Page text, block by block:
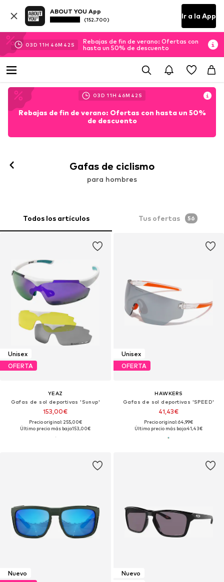
ABOUT YOU App
(152.700) Ir a la App
03D 11H 46M 41 S
Rebajas de fin de verano: Ofertas con
hasta un 50% de descuento
03D 11H 46M 41 S
Rebajas de fin de verano: Ofertas con hasta un 50%
de descuento
Gafas de ciclismo
para hombres
Todos los artículos Tus ofertas 56
Unisex
OFERTA
YEAZ
Gafas de sol deportivas 'Sunup'
153,00€
Precio original: 255,00€
Último precio más bajo:153,00€
Unisex
OFERTA
HAWKERS
Gafas de sol deportivas 'SPEED'
41,43€
Precio original: 64,99€
Último precio más bajo:41,43€
Nuevo
Nuevo